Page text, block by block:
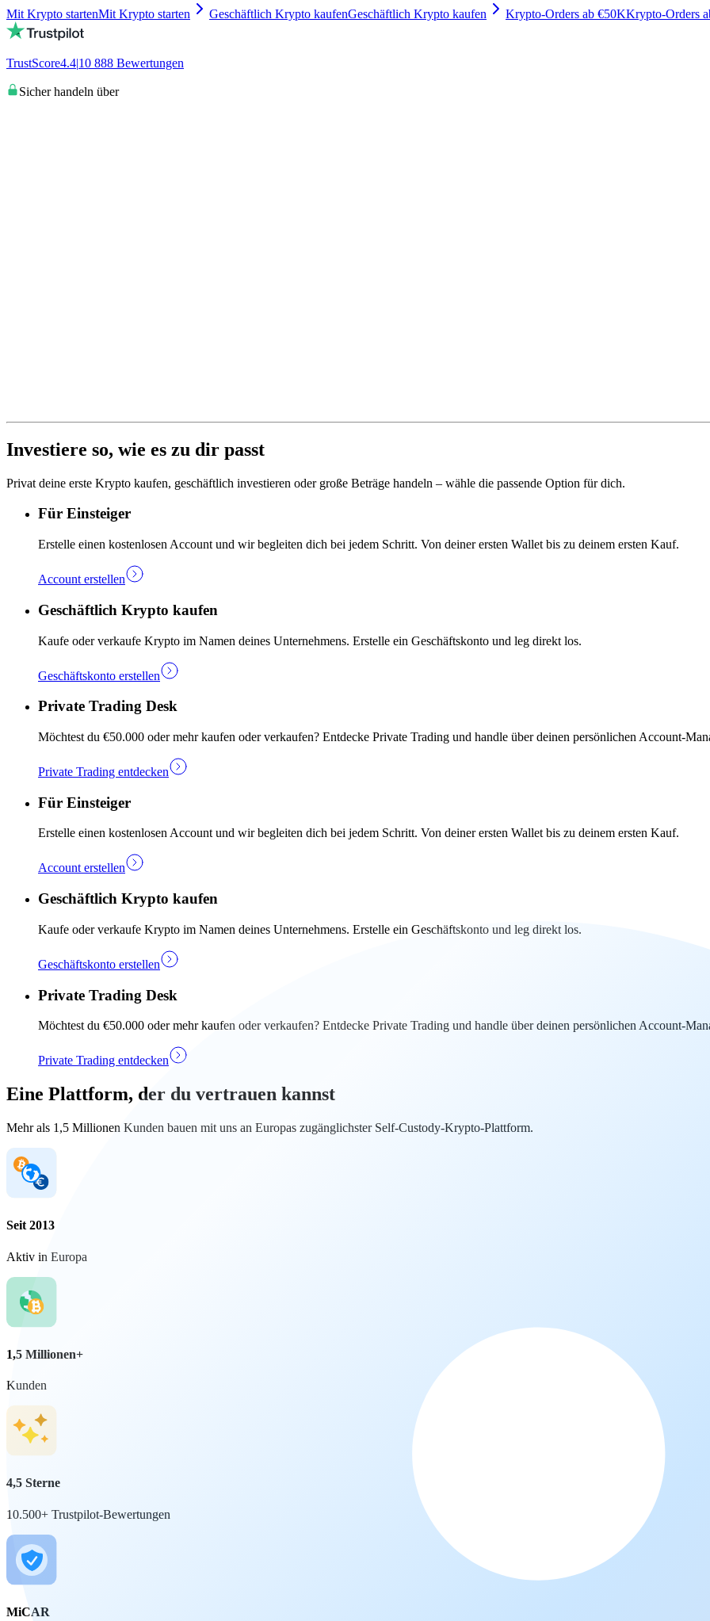
Mit Krypto startenMit Krypto starten Geschäftlich Krypto kaufenGeschäftlich Krypto kaufen Krypto-Orders ab €50KKrypto-Orders
TrustScore4.4|10 888 Bewertungen
Sicher handeln über
Investiere so, wie es zu dir passt
Privat deine erste Krypto kaufen, geschäftlich investieren oder große Beträge handeln – wähle die passende Option für dich.
Für Einsteiger
Erstelle einen kostenlosen Account und wir begleiten dich bei jedem Schritt. Von deiner ersten Wallet bis zu deinem ersten Kauf.
Account erstellen
Geschäftlich Krypto kaufen
Kaufe oder verkaufe Krypto im Namen deines Unternehmens. Erstelle ein Geschäftskonto und leg direkt los.
Geschäftskonto erstellen
Private Trading Desk
Möchtest du €50.000 oder mehr kaufen oder verkaufen? Entdecke Private Trading und handle über deinen persönlichen Account-
Private Trading entdecken
Für Einsteiger
Erstelle einen kostenlosen Account und wir begleiten dich bei jedem Schritt. Von deiner ersten Wallet bis zu deinem ersten Kauf.
Account erstellen
Geschäftlich Krypto kaufen
Kaufe oder verkaufe Krypto im Namen deines Unternehmens. Erstelle ein Geschäftskonto und leg direkt los.
Geschäftskonto erstellen
Private Trading Desk
Möchtest du €50.000 oder mehr kaufen oder verkaufen? Entdecke Private Trading und handle über deinen persönlichen Account-
Private Trading entdecken
Eine Plattform, der du vertrauen kannst
Mehr als 1,5 Millionen Kunden bauen mit uns an Europas zugänglichster Self-Custody-Krypto-Plattform.
Seit 2013
Aktiv in Europa
1,5 Millionen+
Kunden
4,5 Sterne
10.500+ Trustpilot-Bewertungen
MiCAR